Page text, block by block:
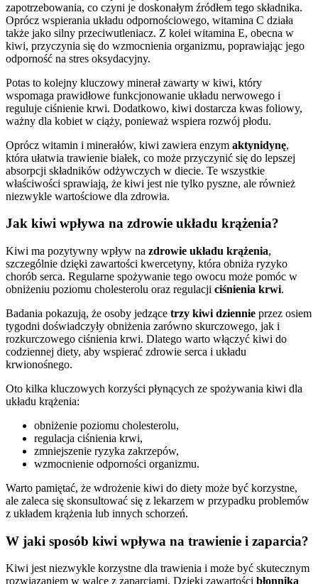
zapotrzebowania, co czyni je doskonałym źródłem tego składnika.
Oprócz wspierania układu odpornościowego, witamina C działa
także jako silny przeciwutleniacz. Z kolei witamina E, obecna w
kiwi, przyczynia się do wzmocnienia organizmu, poprawiając jego
odporność na stres oksydacyjny.
Potas to kolejny kluczowy minerał zawarty w kiwi, który
wspomaga prawidłowe funkcjonowanie układu nerwowego i
reguluje ciśnienie krwi. Dodatkowo, kiwi dostarcza kwas foliowy,
ważny dla kobiet w ciąży, ponieważ wspiera rozwój płodu.
Oprócz witamin i minerałów, kiwi zawiera enzym aktynidynę,
która ułatwia trawienie białek, co może przyczynić się do lepszej
absorpcji składników odżywczych w diecie. Te wszystkie
właściwości sprawiają, że kiwi jest nie tylko pyszne, ale również
niezwykle wartościowe dla zdrowia.
Jak kiwi wpływa na zdrowie układu krążenia?
Kiwi ma pozytywny wpływ na zdrowie układu krążenia,
szczególnie dzięki zawartości kwercetyny, która obniża ryzyko
chorób serca. Regularne spożywanie tego owocu może pomóc w
obniżeniu poziomu cholesterolu oraz regulacji ciśnienia krwi.
Badania pokazują, że osoby jedzące trzy kiwi dziennie przez osiem
tygodni doświadczyły obniżenia zarówno skurczowego, jak i
rozkurczowego ciśnienia krwi. Dlatego warto włączyć kiwi do
codziennej diety, aby wspierać zdrowie serca i układu
krwionośnego.
Oto kilka kluczowych korzyści płynących ze spożywania kiwi dla
układu krążenia:
obniżenie poziomu cholesterolu,
regulacja ciśnienia krwi,
zmniejszenie ryzyka zakrzepów,
wzmocnienie odporności organizmu.
Warto pamiętać, że wdrożenie kiwi do diety może być korzystne,
ale zaleca się skonsultować się z lekarzem w przypadku problemów
z układem krążenia lub innych schorzeń.
W jaki sposób kiwi wpływa na trawienie i zaparcia?
Kiwi jest niezwykle korzystne dla trawienia i może być skutecznym
rozwiązaniem w walce z zaparciami. Dzięki zawartości błonnika